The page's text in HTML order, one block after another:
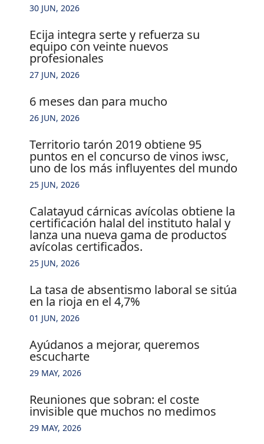
30 JUN, 2026
ecija integra serte y refuerza su
equipo con veinte nuevos
profesionales
27 JUN, 2026
6 meses dan para mucho
26 JUN, 2026
territorio tarón 2019 obtiene 95
puntos en el concurso de vinos iwsc,
uno de los más influyentes del mundo
25 JUN, 2026
calatayud cárnicas avícolas obtiene la
certificación halal del instituto halal y
lanza una nueva gama de productos
avícolas certificados.
25 JUN, 2026
la tasa de absentismo laboral se sitúa
en la rioja en el 4,7%
01 JUN, 2026
ayúdanos a mejorar, queremos
escucharte
29 MAY, 2026
reuniones que sobran: el coste
invisible que muchos no medimos
29 MAY, 2026